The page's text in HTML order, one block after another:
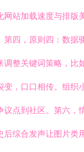
网站加载速度与排版
第四，原则四：数据
调整关键词策略，比
变，口口相传。组织
议点到社区。第六，
后综合发声让图片类